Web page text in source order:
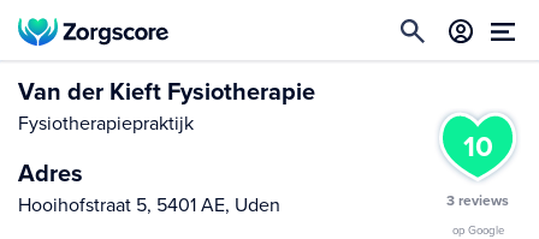
10
3 reviews
op Google
Van der Kieft Fysiotherapie
Fysiotherapiepraktijk
Adres
Hooihofstraat 5, 5401 AE, Uden